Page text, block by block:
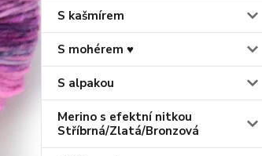
S kašmírem
S mohérem ♥
S alpakou
Merino s efektní nitkou
Stříbrná/Zlatá/Bronzová